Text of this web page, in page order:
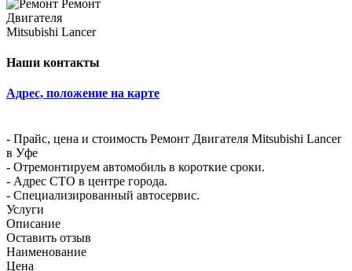
Наши контакты
Адрес, положение на карте
- Прайс, цена и стоимость Ремонт Двигателя Mitsubishi Lancer
в Уфе
- Отремонтируем автомобиль в короткие сроки.
- Адрес СТО в центре города.
- Специализированный автосервис.
Услуги
Описание
Оставить отзыв
Наименование
Цена